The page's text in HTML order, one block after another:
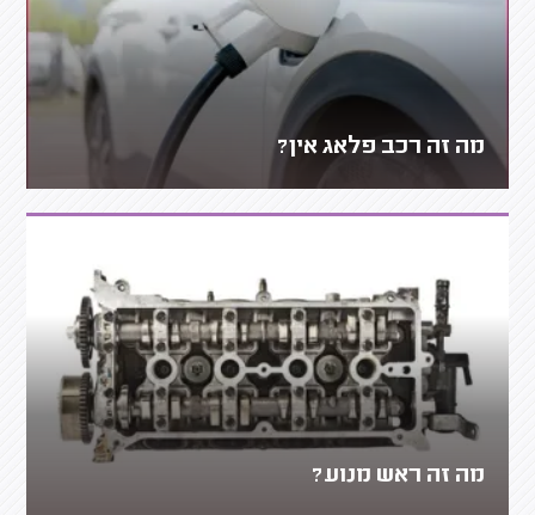
מה זה רכב פלאג אין?
מה זה ראש מנוע?